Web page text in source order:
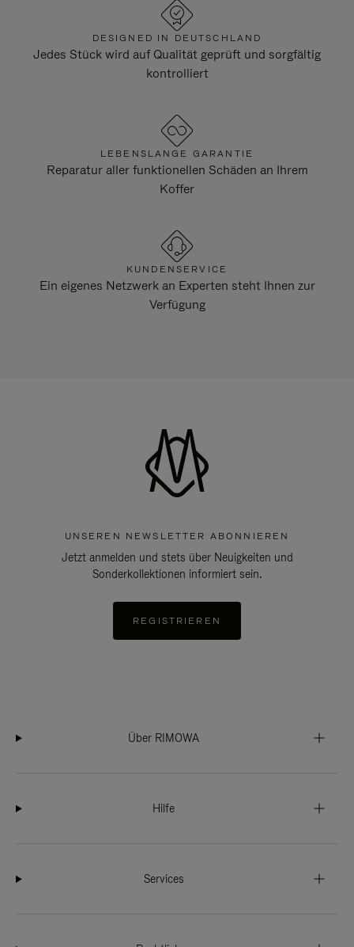
DESIGNED IN DEUTSCHLAND
Jedes Stück wird auf Qualität geprüft und sorgfältig
kontrolliert
LEBENSLANGE GARANTIE
Reparatur aller funktionellen Schäden an Ihrem
Koffer
KUNDENSERVICE
Ein eigenes Netzwerk an Experten steht Ihnen zur
Verfügung
UNSEREN NEWSLETTER ABONNIEREN
Jetzt anmelden und stets über Neuigkeiten und
Sonderkollektionen informiert sein.
REGISTRIEREN
Über RIMOWA
Hilfe
Services